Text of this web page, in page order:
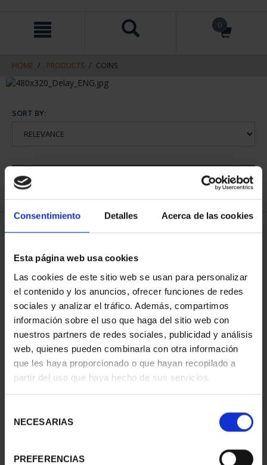
Consentimiento Detalles Acerca de las cookies
Esta página web usa cookies
Las cookies de este sitio web se usan para personalizar
el contenido y los anuncios, ofrecer funciones de redes
sociales y analizar el tráfico. Además, compartimos
información sobre el uso que haga del sitio web con
nuestros partners de redes sociales, publicidad y análisis
web, quienes pueden combinarla con otra información
que les haya proporcionado o que hayan recopilado a
partir del uso que haya hecho de sus servicios.
NECESARIAS
PREFERENCIAS
navigation
0
HOME PRODUCTS COINS
SORT BY:
1 Products found
€3,796.00